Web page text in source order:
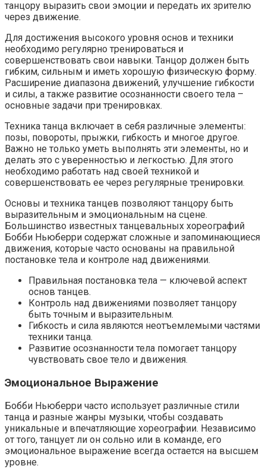
танцору выразить свои эмоции и передать их зрителю
через движение.
Для достижения высокого уровня основ и техники
необходимо регулярно тренироваться и
совершенствовать свои навыки. Танцор должен быть
гибким, сильным и иметь хорошую физическую форму.
Расширение диапазона движений, улучшение гибкости
и силы, а также развитие осознанности своего тела –
основные задачи при тренировках.
Техника танца включает в себя различные элементы:
позы, повороты, прыжки, гибкость и многое другое.
Важно не только уметь выполнять эти элементы, но и
делать это с уверенностью и легкостью. Для этого
необходимо работать над своей техникой и
совершенствовать ее через регулярные тренировки.
Основы и техника танцев позволяют танцору быть
выразительным и эмоциональным на сцене.
Большинство известных танцевальных хореографий
Бобби Ньюберри содержат сложные и запоминающиеся
движения, которые часто основаны на правильной
постановке тела и контроле над движениями.
Правильная постановка тела — ключевой аспект
основ танцев.
Контроль над движениями позволяет танцору
быть точным и выразительным.
Гибкость и сила являются неотъемлемыми частями
техники танца.
Развитие осознанности тела помогает танцору
чувствовать свое тело и движения.
Эмоциональное Выражение
Бобби Ньюберри часто использует различные стили
танца и разные жанры музыки, чтобы создавать
уникальные и впечатляющие хореографии. Независимо
от того, танцует ли он сольно или в команде, его
эмоциональное выражение всегда остается на высшем
уровне.